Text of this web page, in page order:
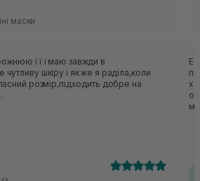
маски
її і маю завжди в
шкіру і як же я раділа,коли
розмір,підходить добре на